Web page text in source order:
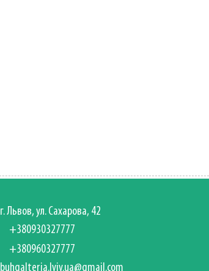
г. Львов, ул. Сахарова, 42
+380930327777
+380960327777
buhgalteria.lviv.ua@gmail.com